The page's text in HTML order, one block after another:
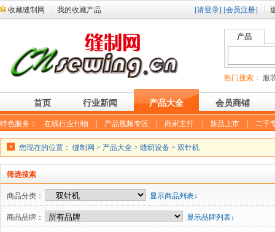
收藏缝制网 我的收藏产品 [请登录] [会员注册]
产品
热门搜索： 服
首页 行业新闻 产品大全 会员商铺
特色服务： 在线行业刊物 产品视频专区 商家主打 新品上市 二手
您现在的位置： 缝制网 > 产品大全 > 缝纫设备 > 双针机
筛选搜索
商品分类： 显示商品列表↓
商品品牌： 显示品牌列表↓